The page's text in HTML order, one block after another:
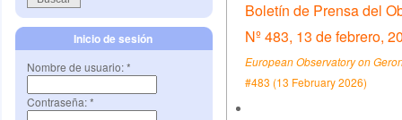
Inicio de sesión
Nombre de usuario:*
Contraseña:*
Boletín de Prensa del
Nº 483, 13 de febrero,
European Observatory on
#483 (13 February 2026)